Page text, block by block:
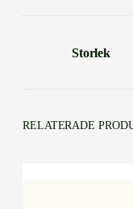
Storlek
RELATERADE